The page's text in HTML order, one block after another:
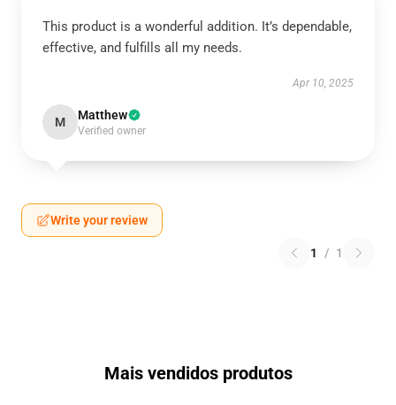
This product is a wonderful addition. It’s dependable,
effective, and fulfills all my needs.
Apr 10, 2025
M Matthew
Verified owner
Write your review
1 / 1
Mais vendidos produtos